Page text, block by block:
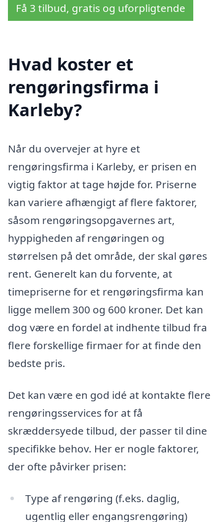
Få 3 tilbud, gratis og uforpligtende
Hvad koster et
rengøringsfirma i
Karleby?
Når du overvejer at hyre et
rengøringsfirma i Karleby, er prisen en
vigtig faktor at tage højde for. Priserne
kan variere afhængigt af flere faktorer,
såsom rengøringsopgavernes art,
hyppigheden af rengøringen og
størrelsen på det område, der skal gøres
rent. Generelt kan du forvente, at
timepriserne for et rengøringsfirma kan
ligge mellem 300 og 600 kroner. Det kan
dog være en fordel at indhente tilbud fra
flere forskellige firmaer for at finde den
bedste pris.
Det kan være en god idé at kontakte flere
rengøringsservices for at få
skræddersyede tilbud, der passer til dine
specifikke behov. Her er nogle faktorer,
der ofte påvirker prisen:
Type af rengøring (f.eks. daglig,
ugentlig eller engangsrengøring)